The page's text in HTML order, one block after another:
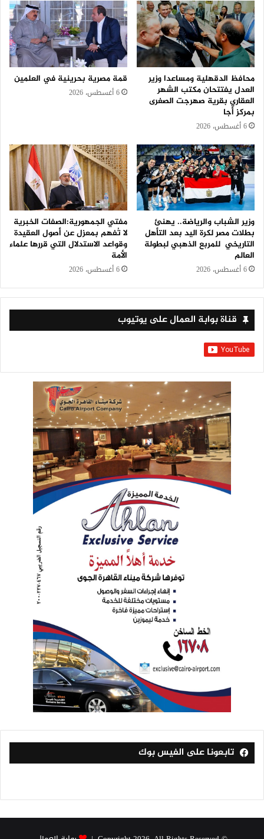
محافظ الدقهلية ومساعدا وزير
العدل يفتتحان مكتب الشهر
العقاري بقرية صهرجت الصغرى
بمركز أجا
6 أغسطس، 2026
قمة مصرية بحرينية في العلمين
6 أغسطس، 2026
وزير الشباب والرياضة.. يهنئ
بطلات مصر لكرة اليد بعد التأهل
التاريخي للمربع الذهبي لبطولة
العالم
6 أغسطس، 2026
مفتي الجمهورية:الصفات الخبرية
لا تُفهم بمعزل عن أصول العقيدة
وقواعد الاستدلال التي قررها علماء
الأمة
6 أغسطس، 2026
قناة بوابة العمال على يوتيوب
تابعونا على الفيس بوك